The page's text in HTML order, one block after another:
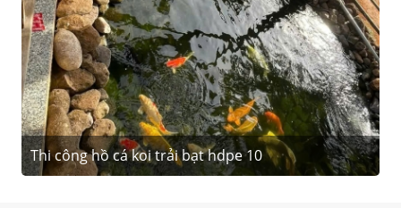
Thi công hồ cá koi trải bạt hdpe 10